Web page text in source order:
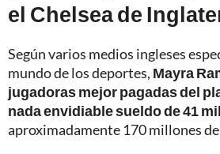
el Chelsea de
Según varios medios ingleses
mundo de los deportes, Mayra
jugadoras mejor pagadas del
nada envidiable sueldo de 41
aproximadamente 170 millones